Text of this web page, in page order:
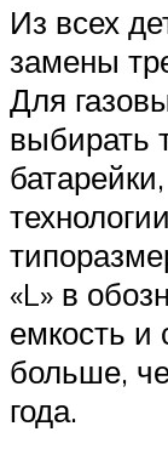
Из всех
замены
Для
выбирать
«L» в
емкость и
больше,
года.